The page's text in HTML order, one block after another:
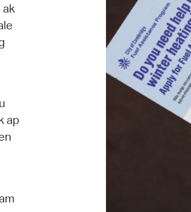
ak
ap